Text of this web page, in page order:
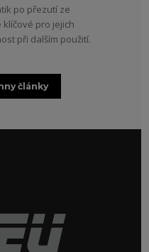
po přezutí ze
klíčové pro jejich
při dalším použití.
články